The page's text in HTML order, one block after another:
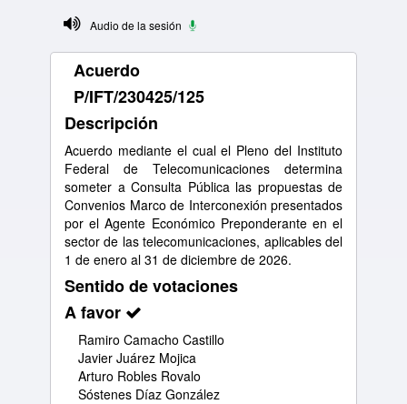
Audio de la sesión
Acuerdo
P/IFT/230425/125
Descripción
Acuerdo mediante el cual el Pleno del Instituto
Federal de Telecomunicaciones determina
someter a Consulta Pública las propuestas de
Convenios Marco de Interconexión presentados
por el Agente Económico Preponderante en el
sector de las telecomunicaciones, aplicables del
1 de enero al 31 de diciembre de 2026.
Sentido de votaciones
A favor
Ramiro Camacho Castillo
Javier Juárez Mojica
Arturo Robles Rovalo
Sóstenes Díaz González